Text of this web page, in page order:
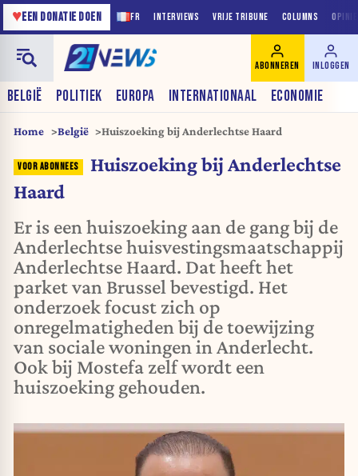
FR INTERVIEWS VRIJE TRIBUNE COLUMNS
♥EEN DONATIE DOEN
BELGIË POLITIEK EUROPA INTERNATIONAAL ECONOMIE
ABONNEREN INLOGGEN
Home België Huiszoeking bij Anderlechtse Haard
Huiszoeking bij Anderlechtse
Haard
Er is een huiszoeking aan de gang bij de
Anderlechtse huisvestingsmaatschappij
Anderlechtse Haard. Dat heeft het
parket van Brussel bevestigd. Het
onderzoek focust zich op
onregelmatigheden bij de toewijzing
van sociale woningen in Anderlecht.
Ook bij Mostefa zelf wordt een
huiszoeking gehouden.